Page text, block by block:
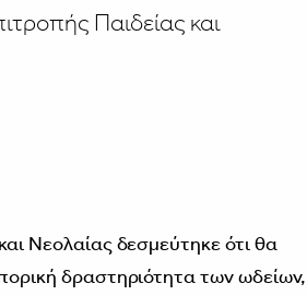
Παιδείας και
Νεολαίας δεσμεύτηκε ότι θα
δραστηριότητα των ωδείων,